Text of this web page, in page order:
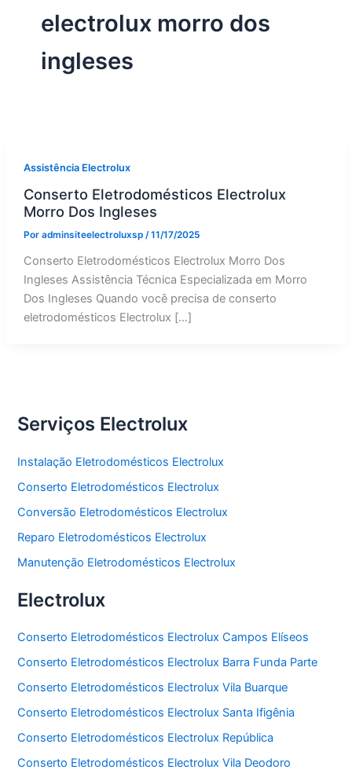
electrolux morro dos
ingleses
Assistência Electrolux
Conserto Eletrodomésticos Electrolux
Morro Dos Ingleses
Por adminsiteelectroluxsp /11/17/2025
Conserto Eletrodomésticos Electrolux Morro Dos
Ingleses Assistência Técnica Especializada em Morro
Dos Ingleses Quando você precisa de conserto
eletrodomésticos Electrolux […]
Serviços Electrolux
Instalação Eletrodomésticos Electrolux
Conserto Eletrodomésticos Electrolux
Conversão Eletrodomésticos Electrolux
Reparo Eletrodomésticos Electrolux
Manutenção Eletrodomésticos Electrolux
Electrolux
Conserto Eletrodomésticos Electrolux Campos Elíseos
Conserto Eletrodomésticos Electrolux Barra Funda Parte
Conserto Eletrodomésticos Electrolux Vila Buarque
Conserto Eletrodomésticos Electrolux Santa Ifigênia
Conserto Eletrodomésticos Electrolux República
Conserto Eletrodomésticos Electrolux Vila Deodoro